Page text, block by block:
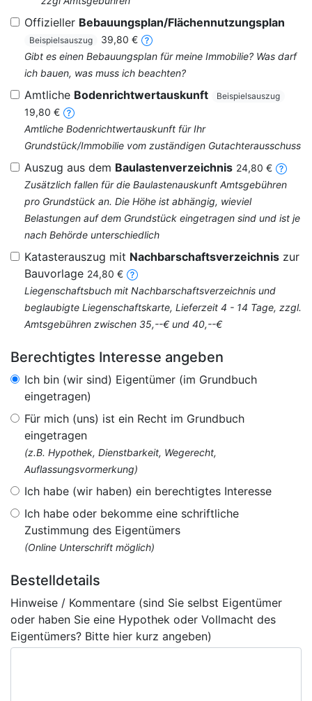
Offizieller Bebauungsplan/Flächennutzungsplan
Beispielsauszug
39,80 €
Gibt es einen Bebauungsplan für meine Immobilie? Was darf
ich bauen, was muss ich beachten?
Amtliche Bodenrichtwertauskunft Beispielsauszug
19,80 €
Amtliche Bodenrichtwertauskunft für Ihr
Grundstück/Immobilie vom zuständigen Gutachterausschuss
Auszug aus dem Baulastenverzeichnis 24,80 €
Zusätzlich fallen für die Baulastenauskunft Amtsgebühren
pro Grundstück an. Die Höhe ist abhängig, wieviel
Belastungen auf dem Grundstück eingetragen sind und ist je
nach Behörde unterschiedlich
Katasterauszug mit Nachbarschaftsverzeichnis zur
Bauvorlage 24,80 €
Liegenschaftsbuch mit Nachbarschaftsverzeichnis und
beglaubigte Liegenschaftskarte, Lieferzeit 4 - 14 Tage, zzgl.
Amtsgebühren zwischen 35,--€ und 40,--€
Berechtigtes Interesse angeben
Ich bin (wir sind) Eigentümer (im Grundbuch
eingetragen)
Für mich (uns) ist ein Recht im Grundbuch
eingetragen
(z.B. Hypothek, Dienstbarkeit, Wegerecht,
Auflassungsvormerkung)
Ich habe (wir haben) ein berechtigtes Interesse
Ich habe oder bekomme eine schriftliche
Zustimmung des Eigentümers
(Online Unterschrift möglich)
Bestelldetails
Hinweise / Kommentare (sind Sie selbst Eigentümer
oder haben Sie eine Hypothek oder Vollmacht des
Eigentümers? Bitte hier kurz angeben)